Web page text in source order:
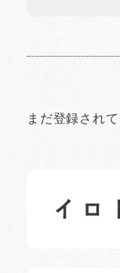
まだ登録され
日常の様子など随